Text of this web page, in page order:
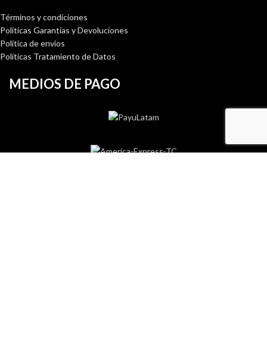
Términos y condiciones
Políticas Garantías y Devoluciones
Política de envíos
Políticas Tratamiento de Datos
MEDIOS DE PAGO